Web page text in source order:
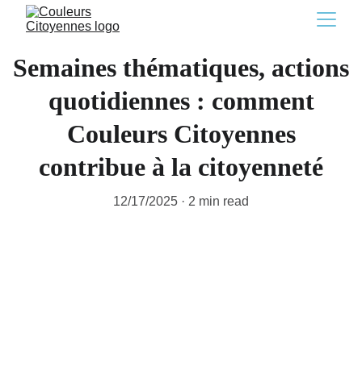
Semaines thématiques, actions
quotidiennes : comment
Couleurs Citoyennes
contribue à la citoyenneté
12/17/2025 2 min read